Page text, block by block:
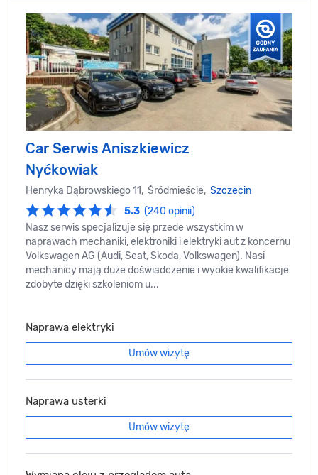
Car Serwis Aniszkiewicz
Nyćkowiak
Henryka Dąbrowskiego 11, Śródmieście, Szczecin
5.3 (240 opinii)
Nasz serwis specjalizuje się przede wszystkim w
naprawach mechaniki, elektroniki i elektryki aut z koncernu
Volkswagen AG (Audi, Seat, Skoda, Volkswagen). Nasi
mechanicy mają duże doświadczenie i wyokie kwalifikacje
zdobyte dzięki szkoleniom u...
Naprawa elektryki
Umów wizytę
Naprawa usterki
Umów wizytę